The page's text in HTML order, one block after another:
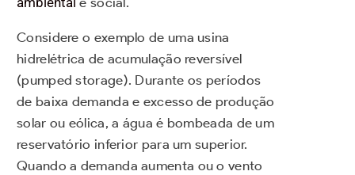
Considere o exemplo de uma usina
hidrelétrica de acumulação reversível
(pumped storage). Durante os períodos
de baixa demanda e excesso de produção
solar ou eólica, a água é bombeada de um
reservatório inferior para um superior.
Quando a demanda aumenta ou o vento